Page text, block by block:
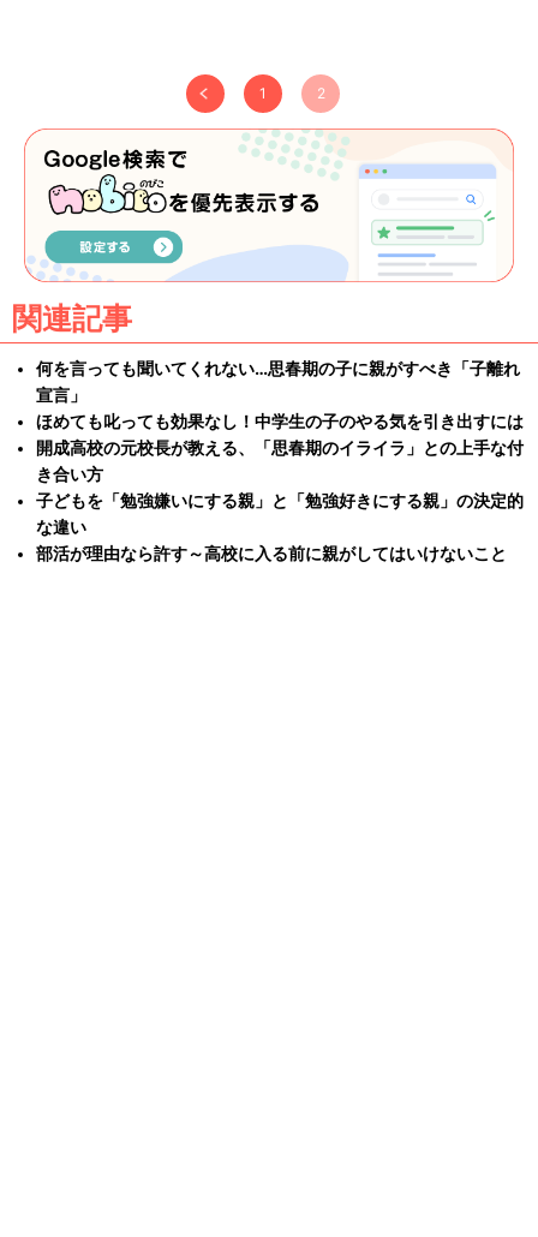
1 2
関連記事
何を言っても聞いてくれない…思春期の子に親がすべき「子離れ
宣言」
ほめても叱っても効果なし！中学生の子のやる気を引き出すには
開成高校の元校長が教える、「思春期のイライラ」との上手な付
き合い方
子どもを「勉強嫌いにする親」と「勉強好きにする親」の決定的
な違い
部活が理由なら許す～高校に入る前に親がしてはいけないこと